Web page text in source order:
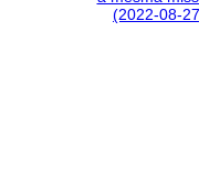
(2022-08-